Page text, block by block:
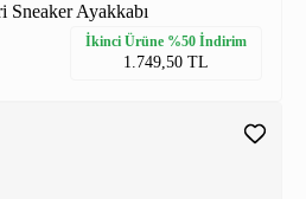
Ayakkabı
İkinci Ürüne %50 İndirim
1.749,50 TL